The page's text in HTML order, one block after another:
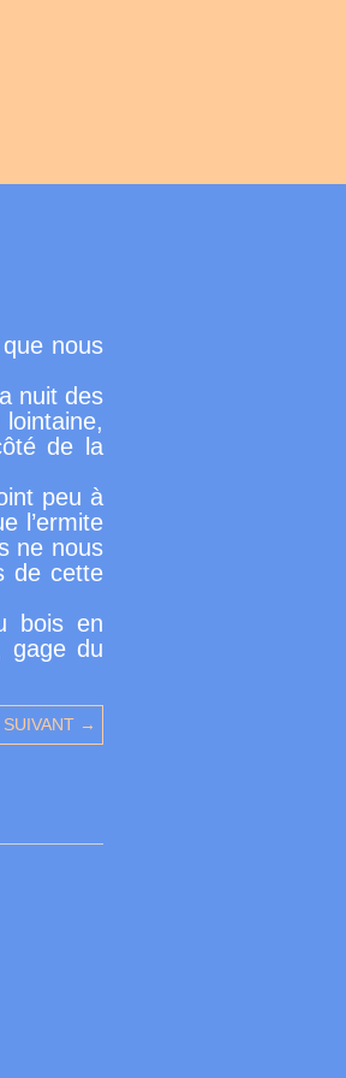
nous
nuit des
de la
peu à
l’ermite
ne nous
de cette
bois en
gage du
→